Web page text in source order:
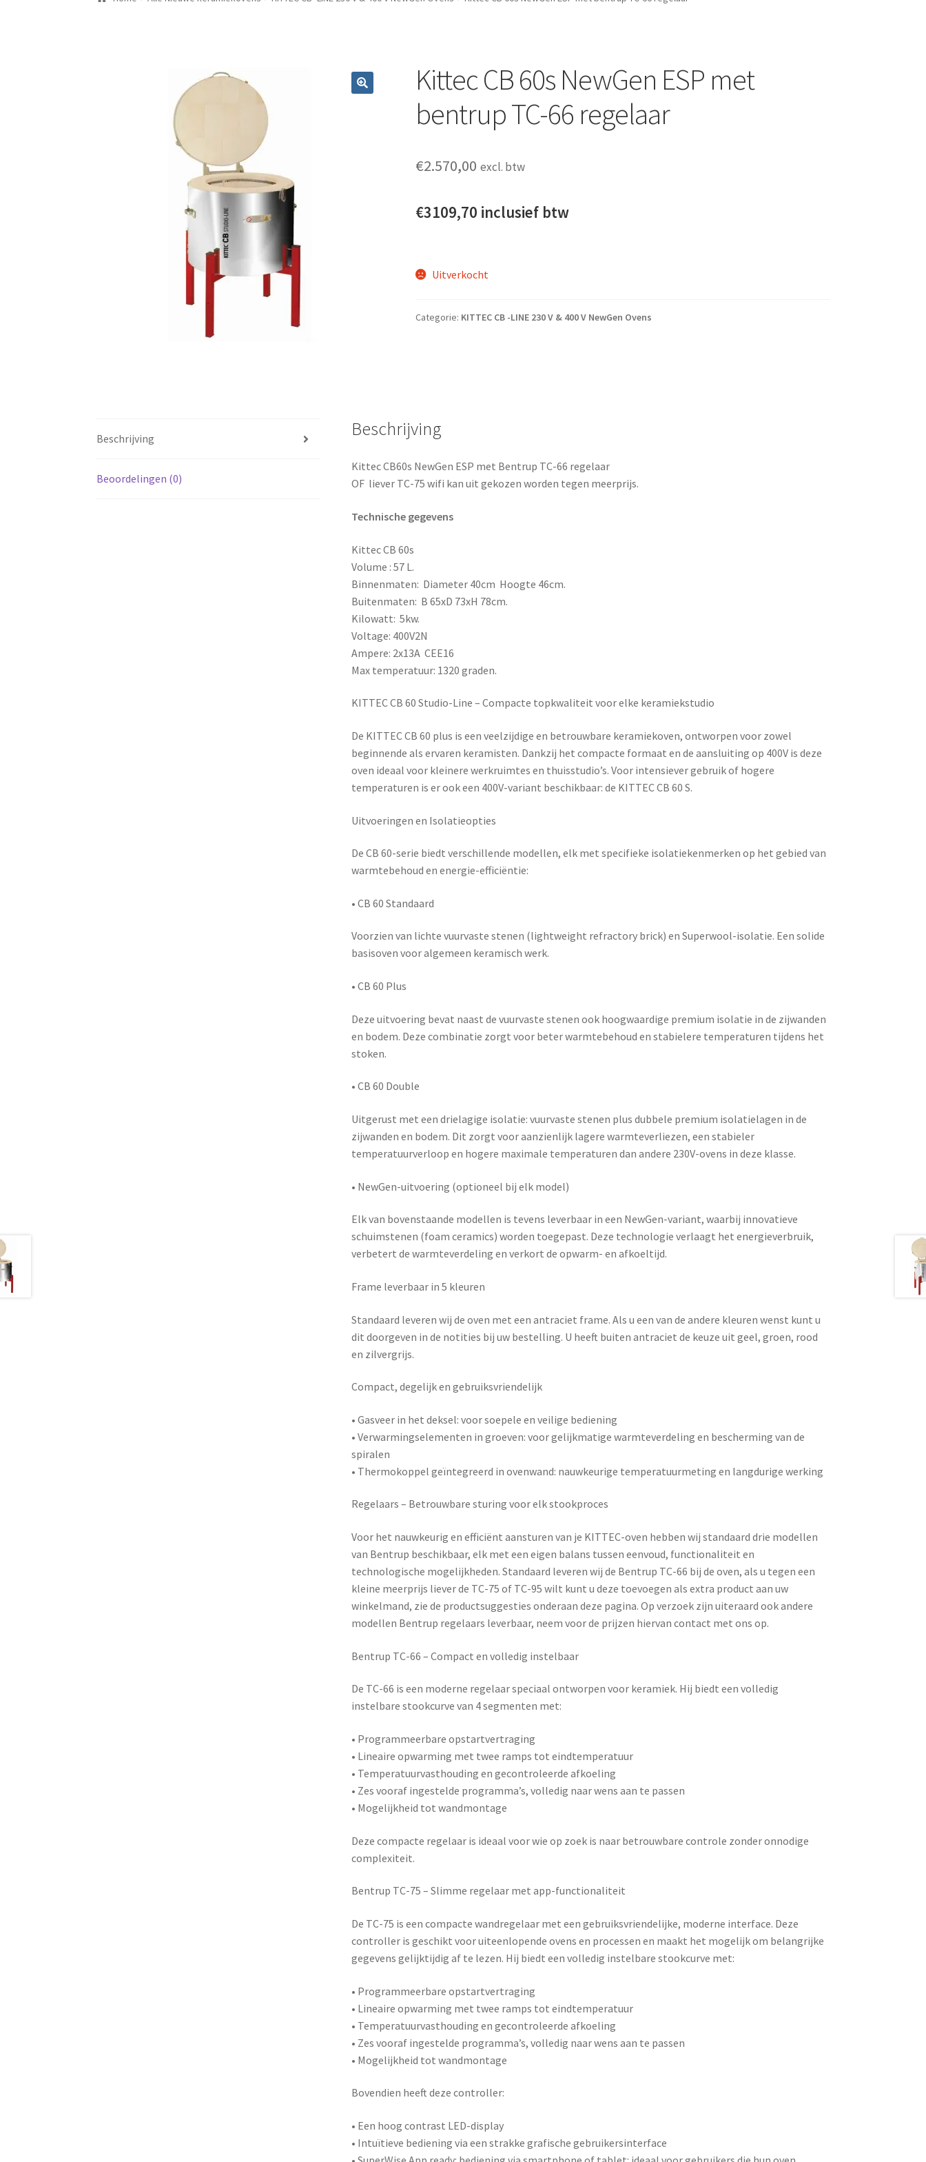
Kittec CB 60s NewGen ESP met
bentrup TC-66 regelaar
€2.570,00 excl. btw
€3109,70 inclusief btw
Uitverkocht
Categorie: KITTEC CB -LINE 230 V & 400 V NewGen Ovens
Beschrijving
Beoordelingen (0)
Beschrijving
Kittec CB60s NewGen ESP met Bentrup TC-66 regelaar
OF liever TC-75 wifi kan uit gekozen worden tegen meerprijs.
Technische gegevens
Kittec CB 60s
Volume : 57 L.
Binnenmaten: Diameter 40cm Hoogte 46cm.
Buitenmaten: B 65xD 73xH 78cm.
Kilowatt: 5kw.
Voltage: 400V2N
Ampere: 2x13A CEE16
Max temperatuur: 1320 graden.
KITTEC CB 60 Studio-Line – Compacte topkwaliteit voor elke keramiekstudio
De KITTEC CB 60 plus is een veelzijdige en betrouwbare keramiekoven, ontworpen voor zowel
beginnende als ervaren keramisten. Dankzij het compacte formaat en de aansluiting op 400V is deze
oven ideaal voor kleinere werkruimtes en thuisstudio’s. Voor intensiever gebruik of hogere
temperaturen is er ook een 400V-variant beschikbaar: de KITTEC CB 60 S.
Uitvoeringen en Isolatieopties
De CB 60-serie biedt verschillende modellen, elk met specifieke isolatiekenmerken op het gebied van
warmtebehoud en energie-efficiëntie:
•CB 60 Standaard
Voorzien van lichte vuurvaste stenen (lightweight refractory brick) en Superwool-isolatie. Een solide
basisoven voor algemeen keramisch werk.
•CB 60 Plus
Deze uitvoering bevat naast de vuurvaste stenen ook hoogwaardige premium isolatie in de zijwanden
en bodem. Deze combinatie zorgt voor beter warmtebehoud en stabielere temperaturen tijdens het
stoken.
•CB 60 Double
Uitgerust met eendrielagige isolatie: vuurvaste stenen plusdubbele premium isolatielagen in de
zijwanden en bodem. Dit zorgt voor aanzienlijk lagere warmteverliezen, een stabieler
temperatuurverloop en hogere maximale temperaturen dan andere 230V-ovens in deze klasse.
• NewGen-uitvoering (optioneel bij elk model)
Elk van bovenstaande modellen is tevens leverbaar in een NewGen-variant, waarbij innovatieve
schuimstenen (foam ceramics) worden toegepast. Deze technologie verlaagt het energieverbruik,
verbetert de warmteverdeling en verkort de opwarm- en afkoeltijd.
Frame leverbaar in 5 kleuren
Standaard leveren wij de oven met een antraciet frame. Als u een van de andere kleuren wenst kunt u
dit doorgeven in de notities bij uw bestelling. U heeft buiten antraciet de keuze uit geel, groen, rood
en zilvergrijs.
Compact, degelijk en gebruiksvriendelijk
•Gasveer in het deksel: voor soepele en veilige bediening
•Verwarmingselementen in groeven: voor gelijkmatige warmteverdeling en bescherming van de
spiralen
• Thermokoppel geïntegreerd in ovenwand: nauwkeurige temperatuurmeting en langdurige werking
Regelaars – Betrouwbare sturing voor elk stookproces
Voor het nauwkeurig en efficiënt aansturen van je KITTEC-oven hebben wij standaard drie modellen
van Bentrup beschikbaar, elk met een eigen balans tussen eenvoud, functionaliteit en
technologische mogelijkheden. Standaard leveren wij de Bentrup TC-66 bij de oven, als u tegen een
kleine meerprijs liever de TC-75 of TC-95 wilt kunt u deze toevoegen als extra product aan uw
winkelmand, zie de productsuggesties onderaan deze pagina. Op verzoek zijn uiteraard ook andere
modellen Bentrup regelaars leverbaar, neem voor de prijzen hiervan contact met ons op.
Bentrup TC-66 – Compact en volledig instelbaar
De TC-66 is een moderne regelaar speciaal ontworpen voor keramiek. Hij biedt een volledig
instelbare stookcurve van 4 segmenten met:
• Programmeerbare opstartvertraging
• Lineaire opwarming met twee ramps tot eindtemperatuur
• Temperatuurvasthouding en gecontroleerde afkoeling
• Zes vooraf ingestelde programma’s, volledig naar wens aan te passen
• Mogelijkheid tot wandmontage
Deze compacte regelaar is ideaal voor wie op zoek is naar betrouwbare controle zonder onnodige
complexiteit.
Bentrup TC-75 – Slimme regelaar met app-functionaliteit
De TC-75 is een compacte wandregelaar met een gebruiksvriendelijke, moderne interface. Deze
controller is geschikt voor uiteenlopende ovens en processen en maakt het mogelijk om belangrijke
gegevens gelijktijdig af te lezen. Hij biedt een volledig instelbare stookcurve met:
• Programmeerbare opstartvertraging
• Lineaire opwarming met twee ramps tot eindtemperatuur
• Temperatuurvasthouding en gecontroleerde afkoeling
• Zes vooraf ingestelde programma’s, volledig naar wens aan te passen
• Mogelijkheid tot wandmontage
Bovendien heeft deze controller:
• Een hoog contrast LED-display
• Intuïtieve bediening via een strakke grafische gebruikersinterface